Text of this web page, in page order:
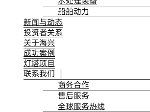
船舶动力
新闻与动态
投资者关系
关于海兴
成功案例
灯塔项目
联系我们
商务合作
售后服务
全球服务热线